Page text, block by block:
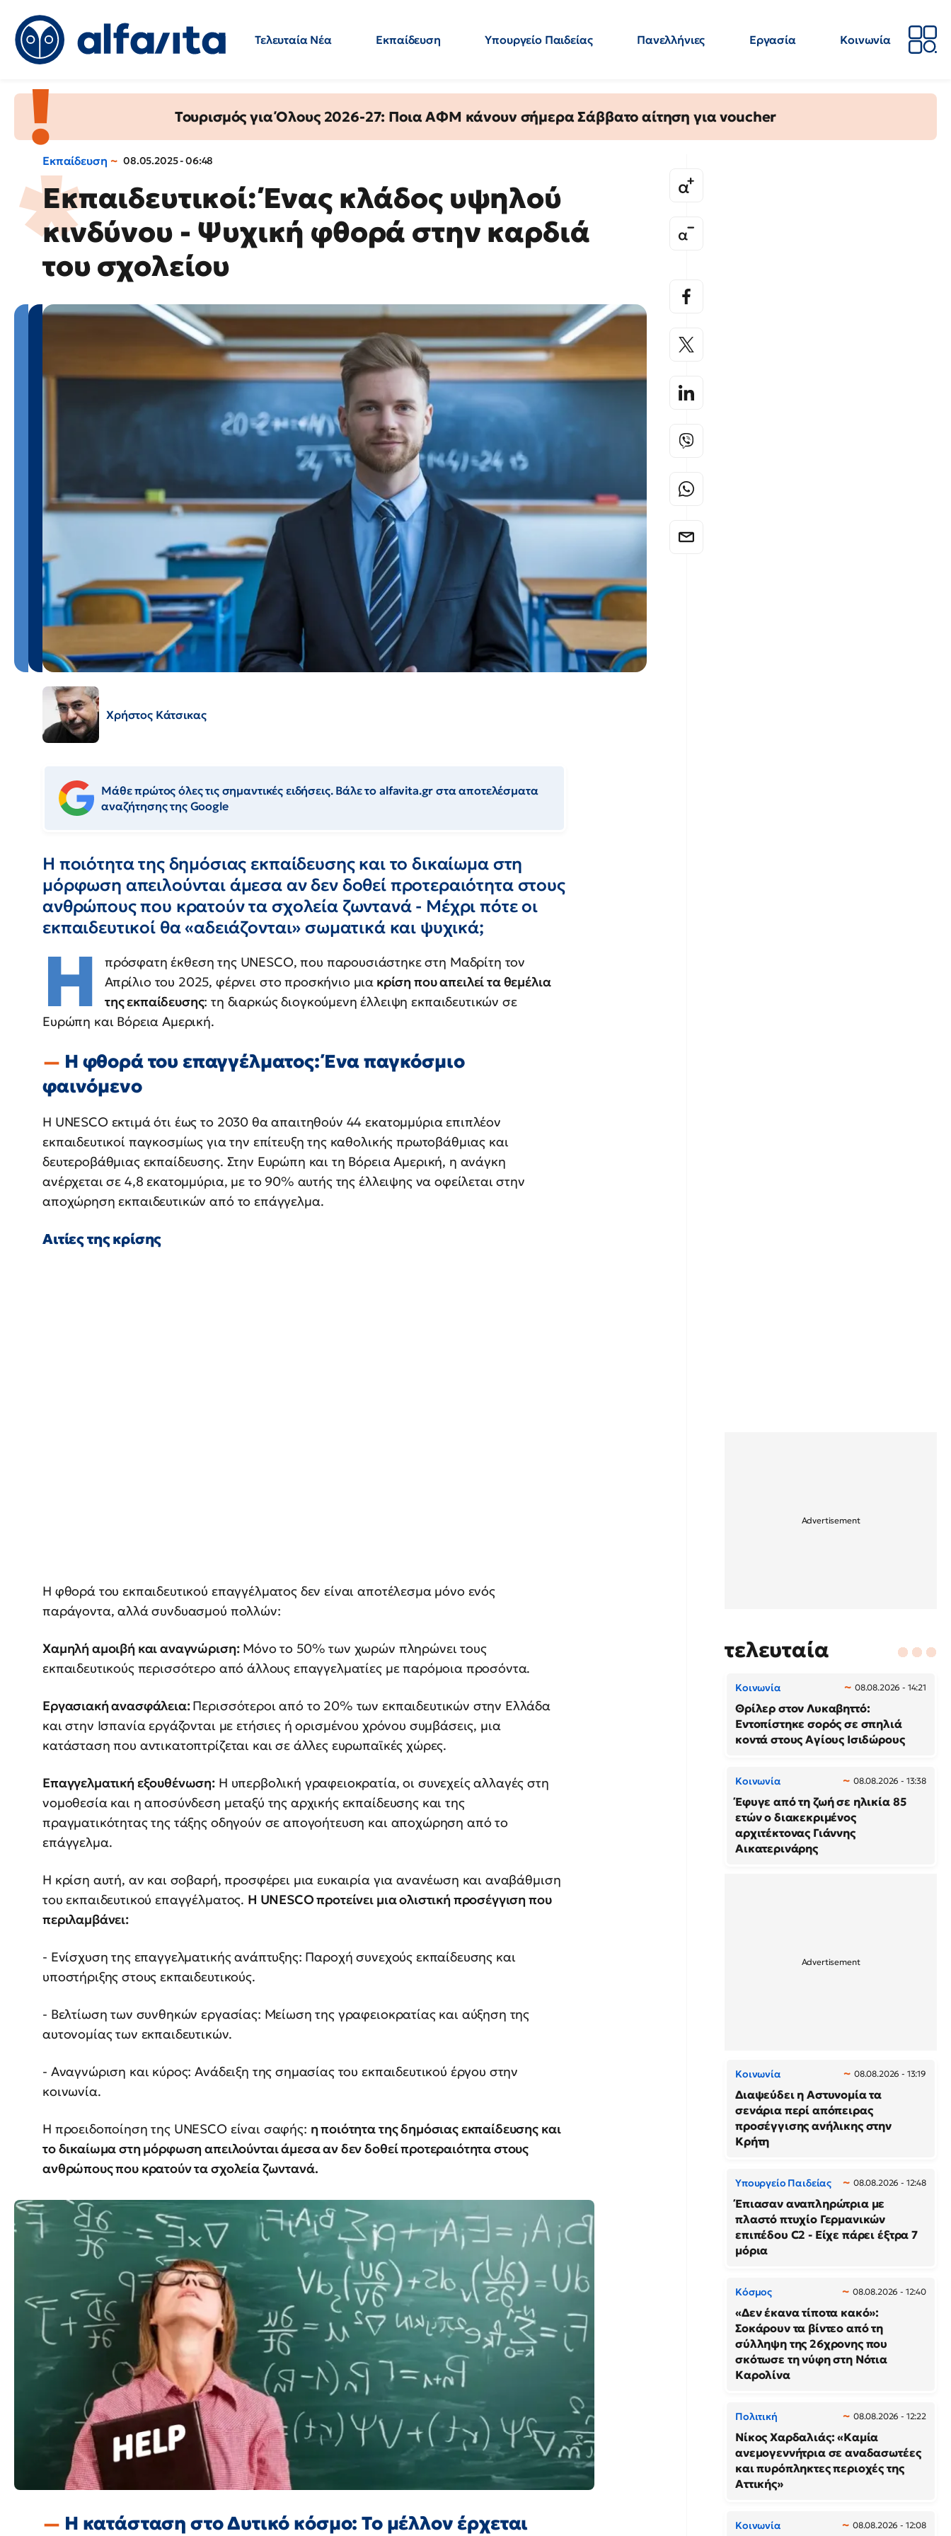
Τελευταία Νέα Εκπαίδευση Υπουργείο Παιδείας Πανελλήνιες Εργασία
Κοινωνία
Τουρισμός για Όλους 2026-27: Ποια ΑΦΜ κάνουν σήμερα Σάββατο αίτηση για voucher
Εκπαίδευση 08.05.2025 - 06:48
Εκπαιδευτικοί: Ένας κλάδος υψηλού
κινδύνου - Ψυχική φθορά στην καρδιά
του σχολείου
Χρήστος Κάτσικας
Μάθε πρώτος όλες τις σημαντικές ειδήσεις. Βάλε το alfavita.gr στα αποτελέσματα
αναζήτησης της Google
Η ποιότητα της δημόσιας εκπαίδευσης και το δικαίωμα στη
μόρφωση απειλούνται άμεσα αν δεν δοθεί προτεραιότητα στους
ανθρώπους που κρατούν τα σχολεία ζωντανά - Μέχρι πότε οι
εκπαιδευτικοί θα «αδειάζονται» σωματικά και ψυχικά;
Η
πρόσφατη έκθεση της UNESCO, που παρουσιάστηκε στη Μαδρίτη τον
Απρίλιο του 2025, φέρνει στο προσκήνιο μια κρίση που απειλεί τα θεμέλια
της εκπαίδευσης: τη διαρκώς διογκούμενη έλλειψη εκπαιδευτικών σε
Ευρώπη και Βόρεια Αμερική.
Η φθορά του επαγγέλματος: Ένα παγκόσμιο
φαινόμενο
Η UNESCO εκτιμά ότι έως το 2030 θα απαιτηθούν 44 εκατομμύρια επιπλέον
εκπαιδευτικοί παγκοσμίως για την επίτευξη της καθολικής πρωτοβάθμιας και
δευτεροβάθμιας εκπαίδευσης. Στην Ευρώπη και τη Βόρεια Αμερική, η ανάγκη
ανέρχεται σε 4,8 εκατομμύρια, με το 90% αυτής της έλλειψης να οφείλεται στην
αποχώρηση εκπαιδευτικών από το επάγγελμα.
Αιτίες της κρίσης
Η φθορά του εκπαιδευτικού επαγγέλματος δεν είναι αποτέλεσμα μόνο ενός
παράγοντα, αλλά συνδυασμού πολλών:
Χαμηλή αμοιβή και αναγνώριση:Μόνο το 50% των χωρών πληρώνει τους
εκπαιδευτικούς περισσότερο από άλλους επαγγελματίες με παρόμοια προσόντα.
Εργασιακή ανασφάλεια:Περισσότεροι από το 20% των εκπαιδευτικών στην Ελλάδα
και στην Ισπανία εργάζονται με ετήσιες ή ορισμένου χρόνου συμβάσεις, μια
κατάσταση που αντικατοπτρίζεται και σε άλλες ευρωπαϊκές χώρες.
Επαγγελματική εξουθένωση: Η υπερβολική γραφειοκρατία, οι συνεχείς αλλαγές στη
νομοθεσία και η αποσύνδεση μεταξύ της αρχικής εκπαίδευσης και της
πραγματικότητας της τάξης οδηγούν σε απογοήτευση και αποχώρηση από το
επάγγελμα.
Η κρίση αυτή, αν και σοβαρή, προσφέρει μια ευκαιρία για ανανέωση και αναβάθμιση
του εκπαιδευτικού επαγγέλματος. Η UNESCO προτείνει μια ολιστική προσέγγιση που
περιλαμβάνει:
- Ενίσχυση της επαγγελματικής ανάπτυξης: Παροχή συνεχούς εκπαίδευσης και
υποστήριξης στους εκπαιδευτικούς.
- Βελτίωση των συνθηκών εργασίας: Μείωση της γραφειοκρατίας και αύξηση της
αυτονομίας των εκπαιδευτικών.
- Αναγνώριση και κύρος: Ανάδειξη της σημασίας του εκπαιδευτικού έργου στην
κοινωνία.
Η προειδοποίηση της UNESCO είναι σαφής: η ποιότητα της δημόσιας εκπαίδευσης και
το δικαίωμα στη μόρφωση απειλούνται άμεσα αν δεν δοθεί προτεραιότητα στους
ανθρώπους που κρατούν τα σχολεία ζωντανά.
Η κατάσταση στο Δυτικό κόσμο: Το μέλλον έρχεται
τελευταία
Κοινωνία 08.08.2026 - 14:21
Θρίλερ στον Λυκαβηττό:
Εντοπίστηκε σορός σε σπηλιά
κοντά στους Αγίους Ισιδώρους
Κοινωνία 08.08.2026 - 13:38
Έφυγε από τη ζωή σε ηλικία 85
ετών ο διακεκριμένος
αρχιτέκτονας Γιάννης
Αικατερινάρης
Κοινωνία 08.08.2026 - 13:19
Διαψεύδει η Αστυνομία τα
σενάρια περί απόπειρας
προσέγγισης ανήλικης στην
Κρήτη
Υπουργείο Παιδείας 08.08.2026 - 12:48
Έπιασαν αναπληρώτρια με
πλαστό πτυχίο Γερμανικών
επιπέδου C2 - Είχε πάρει έξτρα 7
μόρια
Κόσμος 08.08.2026 - 12:40
«Δεν έκανα τίποτα κακό»:
Σοκάρουν τα βίντεο από τη
σύλληψη της 26χρονης που
σκότωσε τη νύφη στη Νότια
Καρολίνα
Πολιτική 08.08.2026 - 12:22
Νίκος Χαρδαλιάς: «Καμία
ανεμογεννήτρια σε αναδασωτέες
και πυρόπληκτες περιοχές της
Αττικής»
Κοινωνία 08.08.2026 - 12:08